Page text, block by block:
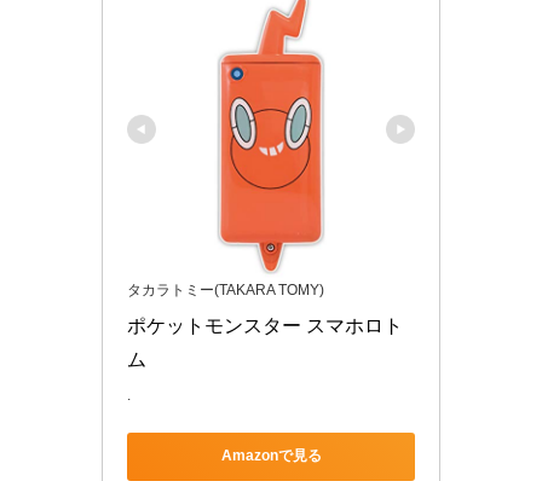
タカラトミー(TAKARA TOMY)
ポケットモンスター スマホロト
ム
Amazonで見る